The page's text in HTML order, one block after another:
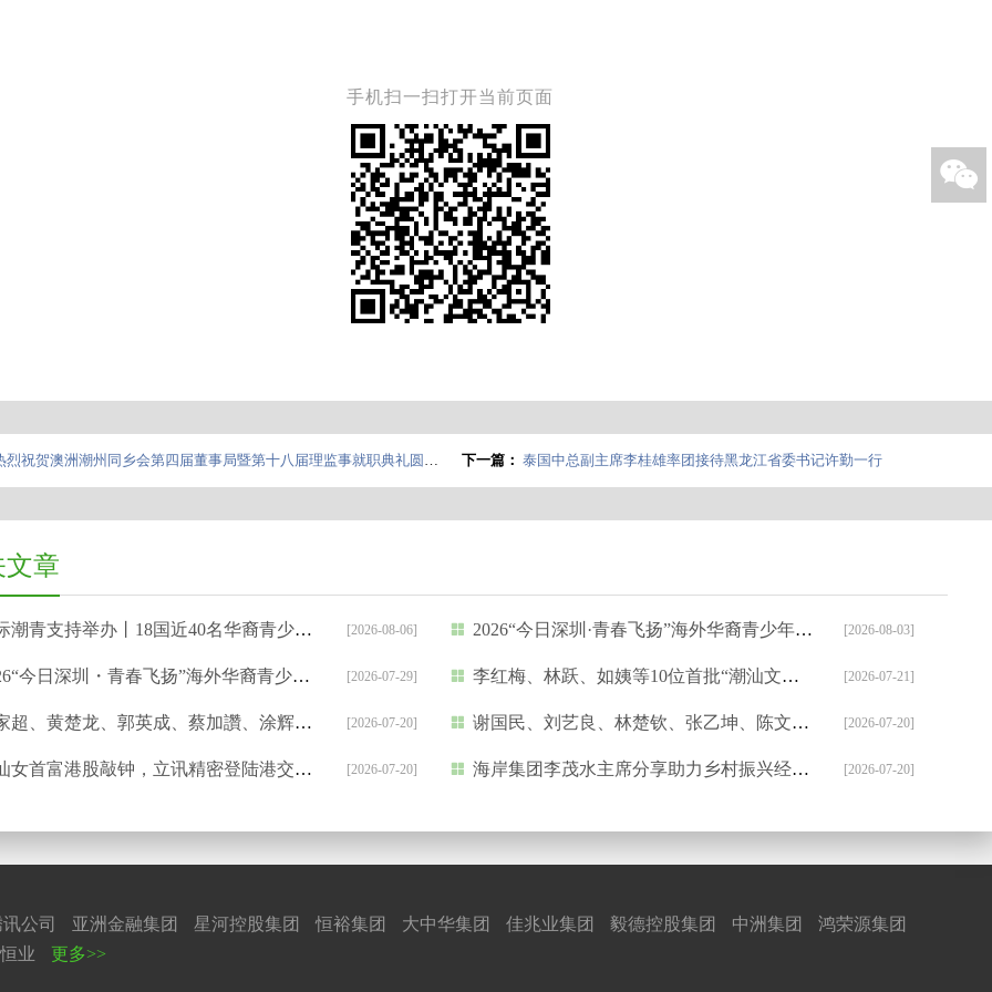
手机扫一扫打开当前页面
烈祝贺澳洲潮州同乡会第四届董事局暨第十八届理监事就职典礼圆满举行 下一篇： 泰国中总副主席李桂雄率团接待黑龙江省委书记许勤一行
章
青支持举办丨18国近40名华裔青少年开启深圳“APEC之约” [2026-08-06] 2026“今日深圳·青春飞扬”海外华裔青少年中文主题夏令营圆满举行 [2026-08-03]
今日深圳・青春飞扬”海外华裔青少年中文夏令营开营 [2026-07-29] 李红梅、林跃、如姨等10位首批“潮汕文旅推荐官”亮相，共绘烟火潮汕 [2026-07-21]
黄楚龙、郭英成、蔡加讚、涂辉龙等出席 | 星岛新闻集团“2025杰出领袖选举”颁奖礼 [2026-07-20] 谢国民、刘艺良、林楚钦、张乙坤、陈文雄、林辉勇、张钦伟、陈运金等出席第十一届世界华侨华人社团联谊大会 [2026-07-20]
首富港股敲钟，立讯精密登陆港交所，市值超4871亿港元! [2026-07-20] 海岸集团李茂水主席分享助力乡村振兴经验|粤东海岸农商城参展深圳食博会备受瞩目 [2026-07-20]
公司 亚洲金融集团 星河控股集团 恒裕集团 大中华集团 佳兆业集团 毅德控股集团 中洲集团
鸿荣源集团
业
更多>>
